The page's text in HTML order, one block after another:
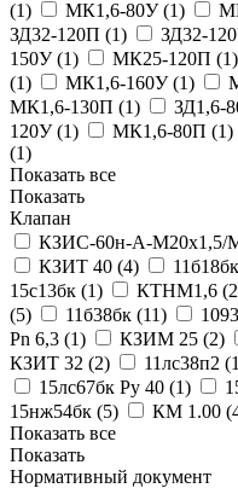
(1) МК1,6-80У (1)
ЗД32-120П (1) ЗД32-
150У (1) МК25-120П (1)
(1) МК1,6-160У (1)
МК1,6-130П (1) ЗД1,6-
120У (1) МК1,6-80П (1)
(1)
Показать все
Показать
Клапан
КЗИС-60н-А-М20х1,5/
КЗИТ 40 (4)
15с13бк (1) КТНМ1,6 (2
(5) 11б38бк (11)
Pn 6,3 (1) КЗИМ 25 (2)
КЗИТ 32 (2) 11лс38п2 (1
15лс67бк Ру 40 (1)
15нж54бк (5) КМ 1.00 (
Показать все
Показать
Нормативный документ